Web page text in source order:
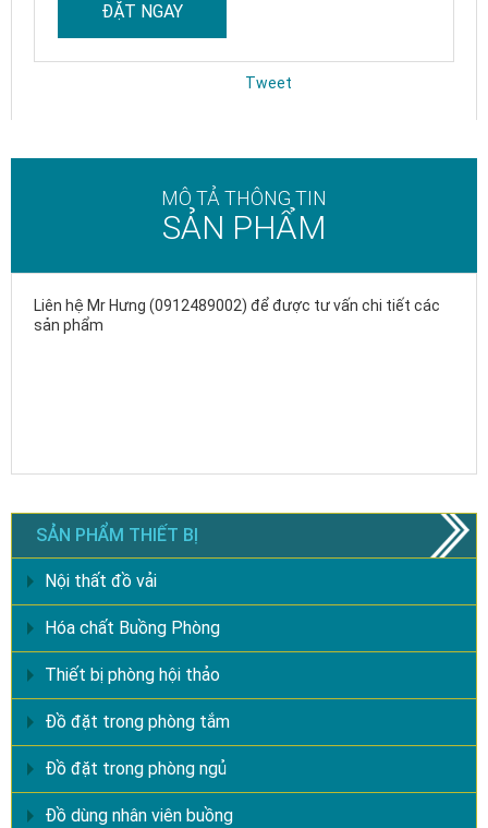
ĐẶT NGAY
Tweet
MÔ TẢ THÔNG TIN
SẢN PHẨM
Liên hệ Mr Hưng (0912489002) để được tư vấn chi tiết các
sản phẩm
SẢN PHẨM THIẾT BỊ
Nội thất đồ vải
Hóa chất Buồng Phòng
Thiết bị phòng hội thảo
Đồ đặt trong phòng tắm
Đồ đặt trong phòng ngủ
Đồ dùng nhân viên buồng